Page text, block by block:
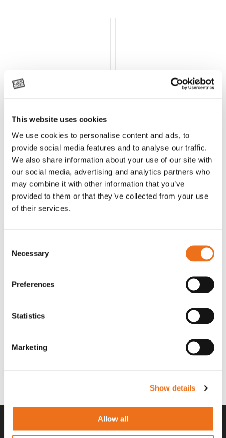
This website uses cookies
We use cookies to personalise content and ads, to
provide social media features and to analyse our traffic.
We also share information about your use of our site with
our social media, advertising and analytics partners who
may combine it with other information that you’ve
provided to them or that they’ve collected from your use
of their services.
Selection
Necessary
Preferences
Statistics
Marketing
Show details
Allow all
Lägg till i varukorg
T-shirt Avant barn grön 92 cm
G0007
90kr (ex. moms)
T-shirt Avant barn grön 104-110
cm
90 kr (ex. moms)
Lägg till i varukorg
stämpellogotyp Avant
T-shirt svart 2xl med avant-
(ex. moms)